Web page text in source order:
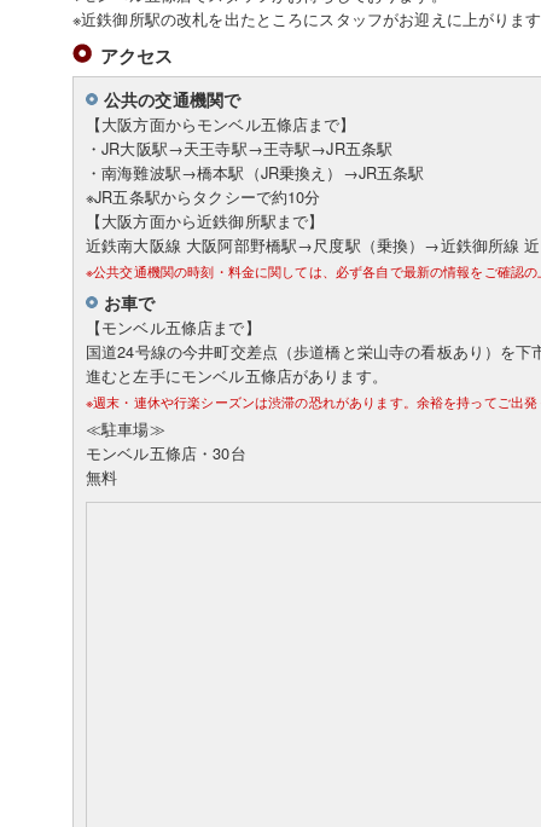
※近鉄御所駅の改札を出たところにスタッフがお迎えに上がりま
アクセス
公共の交通機関で
【大阪方面からモンベル五條店まで】
・JR大阪駅→天王寺駅→王寺駅→JR五条駅
・南海難波駅→橋本駅（JR乗換え）→JR五条駅
※JR五条駅からタクシーで約10分
【大阪方面から近鉄御所駅まで】
近鉄南大阪線 大阪阿部野橋駅→尺度駅（乗換）→近鉄御所線
※公共交通機関の時刻・料金に関しては、必ず各自で最新の情報をご確認
お車で
【モンベル五條店まで】
国道24号線の今井町交差点（歩道橋と栄山寺の看板あり）を
進むと左手にモンベル五條店があります。
※週末・連休や行楽シーズンは渋滞の恐れがあります。余裕を持ってご出
≪駐車場≫
モンベル五條店・30台
無料